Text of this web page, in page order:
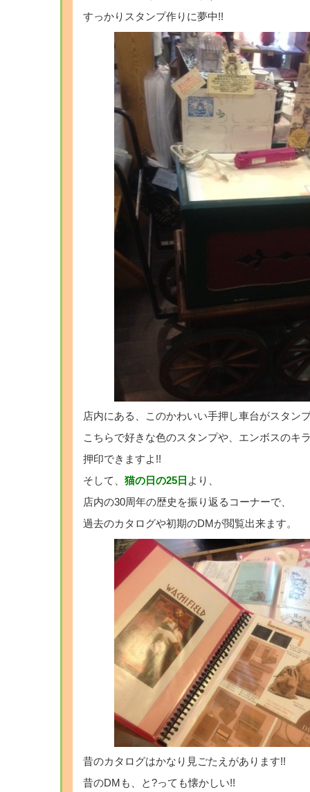
すっかりスタンプ作りに夢中!!
店内にある、このかわいい手押し車台がスタン
こちらで好きな色のスタンプや、エンボスのキ
押印できますよ!!
そして、 猫の日の25日 より、
店内の30周年の歴史を振り返るコーナーで、
過去のカタログや初期のDMが閲覧出来ます。
昔のカタログはかなり見ごたえがあります!!
昔のDMも、と?っても懐かしい!!